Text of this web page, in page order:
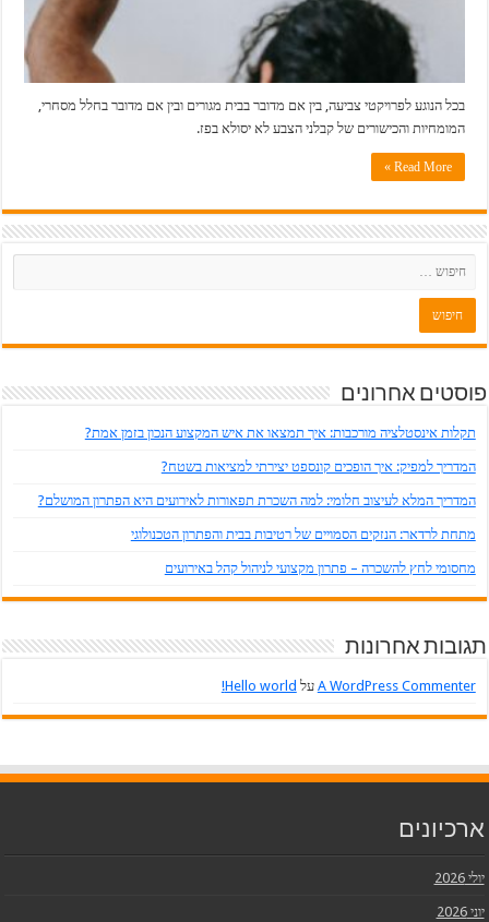
בכל הנוגע לפרויקטי צביעה, בין אם מדובר בבית מגורים ובין אם מדובר בחלל מסחרי,
המומחיות והכישורים של קבלני הצבע לא יסולא בפז.
Read More »
פוסטים אחרונים
תקלות אינסטלציה מורכבות: איך תמצאו את איש המקצוע הנכון בזמן אמת?
המדריך למפיק: איך הופכים קונספט יצירתי למציאות בשטח?
המדריך המלא לעיצוב חלומי: למה השכרת תפאורות לאירועים היא הפתרון המושלם?
מתחת לרדאר: הנזקים הסמויים של רטיבות בבית והפתרון הטכנולוגי
מחסומי לחץ להשכרה – פתרון מקצועי לניהול קהל באירועים
תגובות אחרונות
A WordPress Commenter על Hello world!
ארכיונים
יולי 2026
יוני 2026